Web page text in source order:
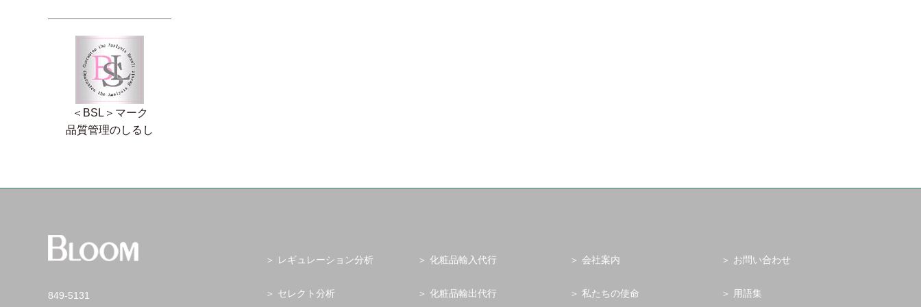
＜BSL＞マーク
品質管理のしるし
849-5131
レギュレーション分析
セレクト分析
化粧品輸入代行
化粧品輸出代行
会社案内
私たちの使命
お問い合わせ
用語集